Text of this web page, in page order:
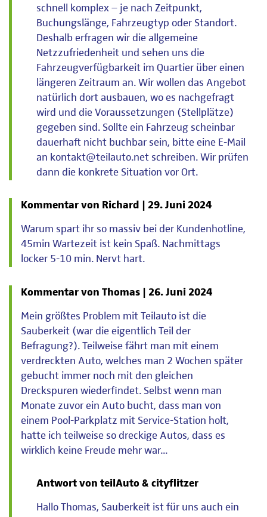
schnell komplex – je nach Zeitpunkt,
Buchungslänge, Fahrzeugtyp oder Standort.
Deshalb erfragen wir die allgemeine
Netzzufriedenheit und sehen uns die
Fahrzeugverfügbarkeit im Quartier über einen
längeren Zeitraum an. Wir wollen das Angebot
natürlich dort ausbauen, wo es nachgefragt
wird und die Voraussetzungen (Stellplätze)
gegeben sind. Sollte ein Fahrzeug scheinbar
dauerhaft nicht buchbar sein, bitte eine E-Mail
an kontakt@teilauto.net schreiben. Wir prüfen
dann die konkrete Situation vor Ort.
Kommentar von Richard | 29. Juni 2024
Warum spart ihr so massiv bei der Kundenhotline,
45min Wartezeit ist kein Spaß. Nachmittags
locker 5-10 min. Nervt hart.
Kommentar von Thomas | 26. Juni 2024
Mein größtes Problem mit Teilauto ist die
Sauberkeit (war die eigentlich Teil der
Befragung?). Teilweise fährt man mit einem
verdreckten Auto, welches man 2 Wochen später
gebucht immer noch mit den gleichen
Dreckspuren wiederfindet. Selbst wenn man
Monate zuvor ein Auto bucht, dass man von
einem Pool-Parkplatz mit Service-Station holt,
hatte ich teilweise so dreckige Autos, dass es
wirklich keine Freude mehr war...
Antwort von teilAuto & cityflitzer
Hallo Thomas, Sauberkeit ist für uns auch ein